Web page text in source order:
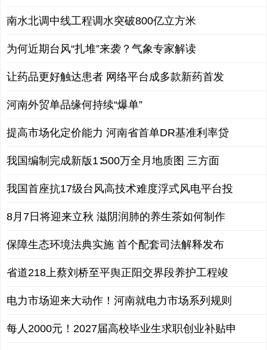
南水北调中线工程调水突破800亿立方米
为何近期台风“扎堆”来袭？气象专家解读
让药品更好触达患者 网络平台成多款新药首发
河南外贸单品缘何持续“爆单”
提高市场化定价能力 河南省首单DR基准利率贷
我国编制完成新版1∶500万全月地质图 三方面
我国首座抗17级台风高技术难度浮式风电平台投
8月7日将迎来立秋 滋阴润肺的养生茶如何制作
保障生态环境法典实施 首个配套司法解释发布
省道218上蔡刘桥至平舆正阳交界段养护工程竣
电力市场迎来大动作！河南就电力市场系列规则
每人2000元！2027届高校毕业生求职创业补贴申